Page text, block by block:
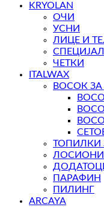
KRYOLAN
ОЧИ
УСНИ
ЛИЦЕ И
ЧЕТКИ
ITALWAX
ВОСОК
ТОПИЛКИ
ЛОСИОНИ
ПАРАФИН
ПИЛИНГ
ARCAYA